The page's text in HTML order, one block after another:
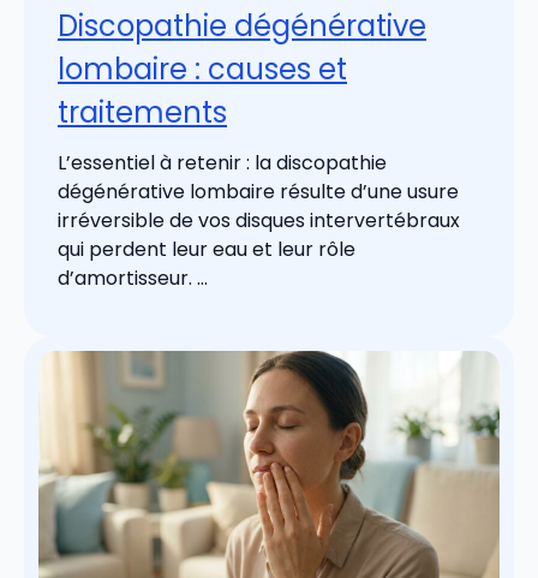
Discopathie dégénérative
lombaire : causes et
traitements
L’essentiel à retenir : la discopathie
dégénérative lombaire résulte d’une usure
irréversible de vos disques intervertébraux
qui perdent leur eau et leur rôle
d’amortisseur. ...